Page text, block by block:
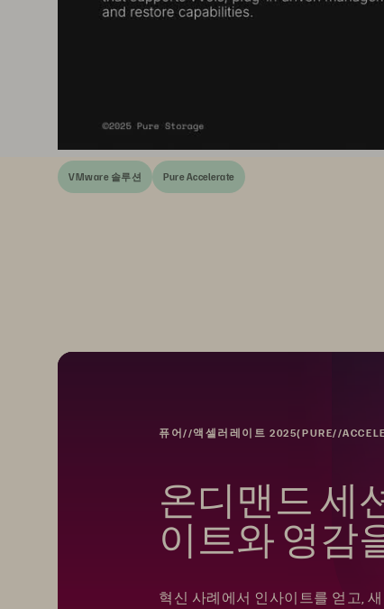
VMware 솔루션 Pure Accelerate
퓨어//액셀러레이트 2025(PURE//
온디맨드 세
이트와 영감
혁신 사례에서 인사이트를 얻고,